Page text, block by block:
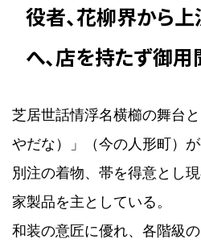
役者、花柳界から
へ、店を持たず御
芝居世話情浮名横櫛の舞台
やだな）」（今の人形町）が
別注の着物、帯を得意とし
家製品を主としている。
和装の意匠に優れ、各階級